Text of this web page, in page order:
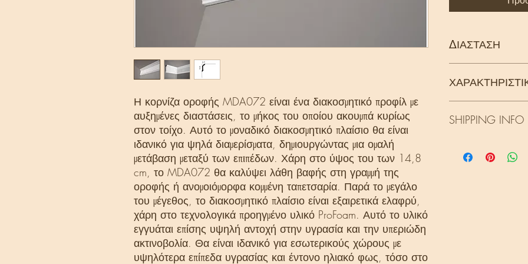
Η κορνίζα οροφής MDA072 είναι ένα διακοσμητικό προφίλ με
αυξημένες διαστάσεις, το μήκος του οποίου ακουμπά κυρίως
στον τοίχο. Αυτό το μοναδικό διακοσμητικό πλαίσιο θα είναι
ιδανικό για ψηλά διαμερίσματα, δημιουργώντας μια ομαλή
μετάβαση μεταξύ των επιπέδων. Χάρη στο ύψος του των 14,8
cm, το MDA072 θα καλύψει λάθη βαφής στη γραμμή της
οροφής ή ανομοιόμορφα κομμένη ταπετσαρία. Παρά το μεγάλο
του μέγεθος, το διακοσμητικό πλαίσιο είναι εξαιρετικά ελαφρύ,
χάρη στο τεχνολογικά προηγμένο υλικό ProFoam. Αυτό το υλικό
εγγυάται επίσης υψηλή αντοχή στην υγρασία και την υπεριώδη
ακτινοβολία. Θα είναι ιδανικό για εσωτερικούς χώρους με
υψηλότερα επίπεδα υγρασίας και έντονο ηλιακό φως, τόσο στο
ΔΙΑΣΤΑΣΗ
200 x 14,8 x 6,4
SHIPPING INFO
10 - 30 ημέρες